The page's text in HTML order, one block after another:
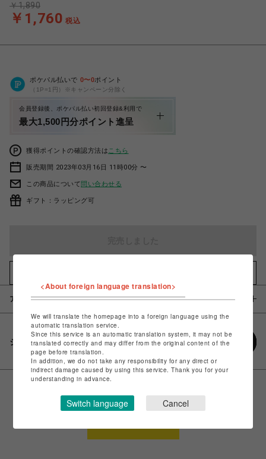
￥1,760 税込
￥1,890
ポケパル払いで 0〜0ポイント
（1P=1円）※キャンペーン分除く
会員登録後、ポケパル払い初回登録&利用で
最大1,500円分ポイント進呈
獲得ポイントの確認方法は こちら
販売期間 2023年03月16日 11時00分 〜
この商品について問い合わせる
ギフト：ラッピング可
アイテム説明 / 素材
シェアする
<About foreign language translation>
We will translate the homepage into a foreign language using the
automatic translation service.
Since this service is an automatic translation system, it may not be
translated correctly and may differ from the original content of the
page before translation.
In addition, we do not take any responsibility for any direct or
indirect damage caused by using this service. Thank you for your
understanding in advance.
Switch language Cancel